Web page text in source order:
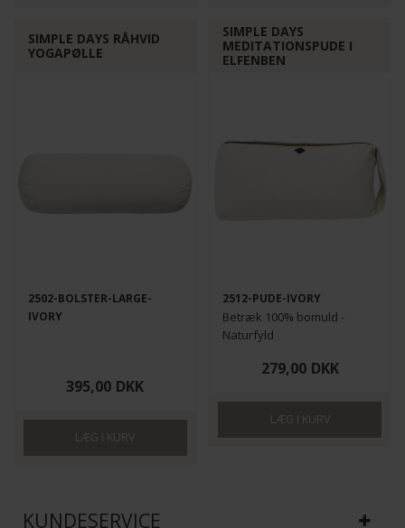
SIMPLE DAYS RÅHVID
YOGAPØLLE
2502-BOLSTER-LARGE-
IVORY
395,00 DKK
SIMPLE DAYS
MEDITATIONSPUDE I
ELFENBEN
2512-PUDE-IVORY
Betræk 100% bomuld -
Naturfyld
279,00 DKK
KUNDESERVICE